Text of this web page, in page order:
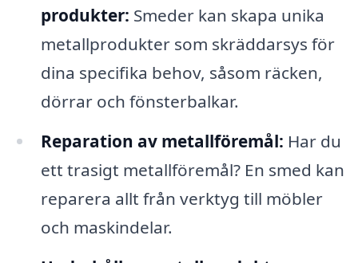
produkter: Smeder kan skapa unika
metallprodukter som skräddarsys för
dina specifika behov, såsom räcken,
dörrar och fönsterbalkar.
Reparation av metallföremål: Har du
ett trasigt metallföremål? En smed kan
reparera allt från verktyg till möbler
och maskindelar.